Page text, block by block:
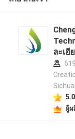
ละเอี
5.0
ผู้